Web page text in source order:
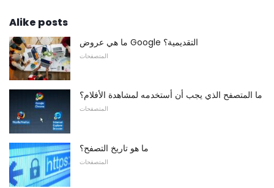
Alike posts
ما هي عروض Google التقديمية؟
المتصفحات
ما المتصفح الذي يجب أن أستخدمه لمشاهدة الأفلام؟
المتصفحات
ما هو تاريخ التصفح؟
المتصفحات